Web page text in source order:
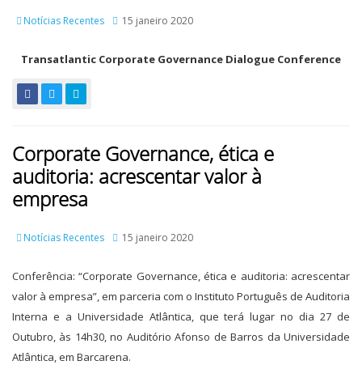
Notícias Recentes 15 janeiro 2020
Transatlantic Corporate Governance Dialogue Conference
Corporate Governance, ética e
auditoria: acrescentar valor à
empresa
Notícias Recentes 15 janeiro 2020
Conferência: “Corporate Governance, ética e auditoria: acrescentar
valor à empresa”, em parceria com o Instituto Português de Auditoria
Interna e a Universidade Atlântica, que terá lugar no dia 27 de
Outubro, às 14h30, no Auditório Afonso de Barros da Universidade
Atlântica, em Barcarena.